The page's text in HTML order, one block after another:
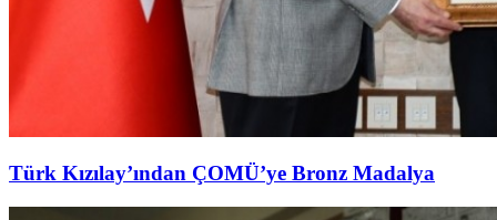
Türk Kızılay’ından ÇOMÜ’ye Bronz Madalya